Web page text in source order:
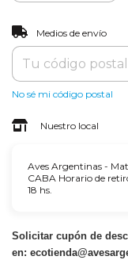
Entregas para el CP:
Medios de envío
No sé mi código postal
Nuestro local
Aves Argentinas -
CABA Horario de
18 hs.
Solicitar cupón de
en: